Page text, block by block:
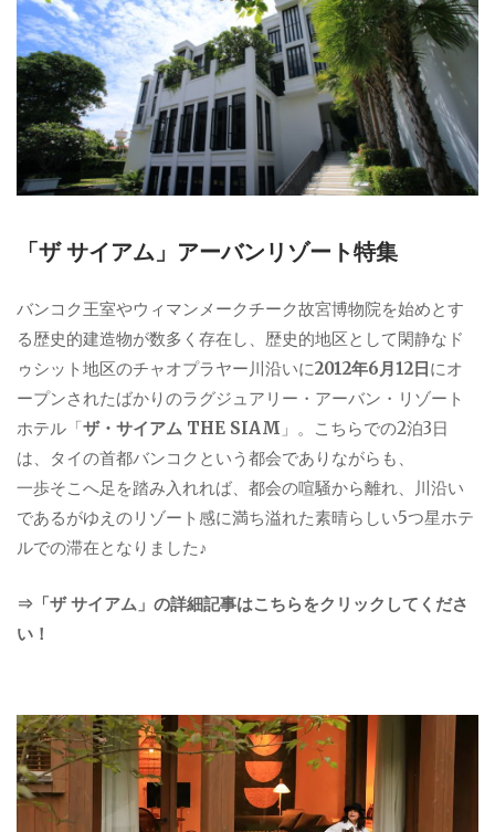
ー
「ザ サイアム」アーバンリゾート特集
バンコク王室やウィマンメークチーク故宮博物院を始めとす
る歴史的建造物が数多く存在し、歴史的地区として閑静なド
ゥシット地区のチャオプラヤー川沿いに2012年6月12日にオ
ープンされたばかりのラグジュアリー・アーバン・リゾート
ホテル「ザ・サイアム THE SIAM 」。こちらでの2泊3日
は、タイの首都バンコクという都会でありながらも、
一歩そこへ足を踏み入れれば、都会の喧騒から離れ、川沿い
であるがゆえのリゾート感に満ち溢れた素晴らしい5つ星ホテ
ルでの滞在となりました♪
⇒「ザ サイアム」の詳細記事はこちらをクリックしてくださ
い！